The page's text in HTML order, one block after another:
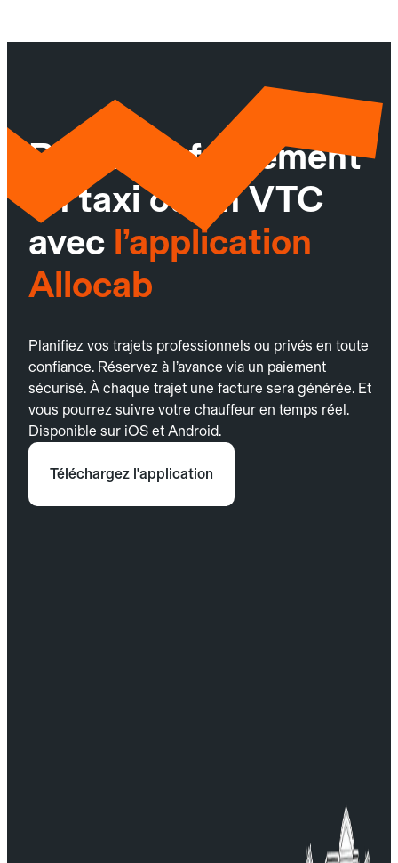
Réservez facilement
un taxi ou un VTC
avec l’application
Allocab
Planifiez vos trajets professionnels ou privés en toute
confiance. Réservez à l’avance via un paiement
sécurisé. À chaque trajet une facture sera générée. Et
vous pourrez suivre votre chauffeur en temps réel.
Disponible sur iOS et Android.
Téléchargez l'application